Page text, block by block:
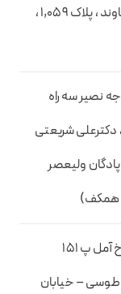
امیر کیانی ، خیابان دماوند ، پلاک 1,059 ،
نصیر سه راه
(تهران ، دکترعلی شریعتی
ولیعصر
خ دکتر شریعتی جنب خ آمل پ 151
طوسی – خیابان